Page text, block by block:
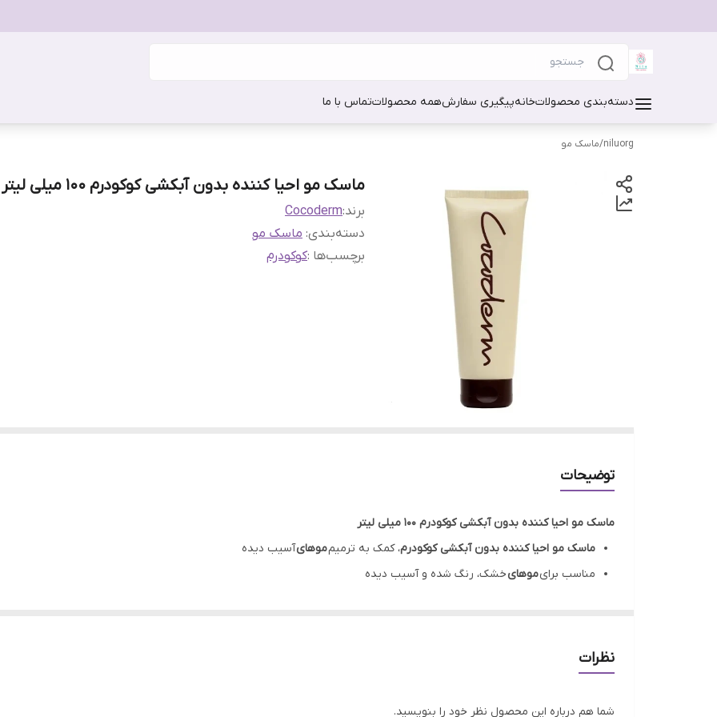
دسته‌بندی محصولاتخانهپیگیری سفارشهمه محصولاتتماس با ما
niluorg
/ماسک مو
ماسک مو احیا کننده بدون آبکشی کوکودرم 100 میلی لیتر
برند:Cocoderm
دسته‌بندی: ماسک مو
برچسب‌ها :کوکودرم
توضیحات
ماسک مو احیا کننده بدون آبکشی کوکودرم 100 میلی لیتر
ماسک مو احیا کننده بدون آبکشی کوکودرم، کمک به ترمیمموهایآسیب دیده
مناسب برایموهایخشک، رنگ شده و آسیب دیده
نرم
جلوگیری از گره خوردن
نظرات
شما هم درباره این محصول نظر خود را بنویسید.